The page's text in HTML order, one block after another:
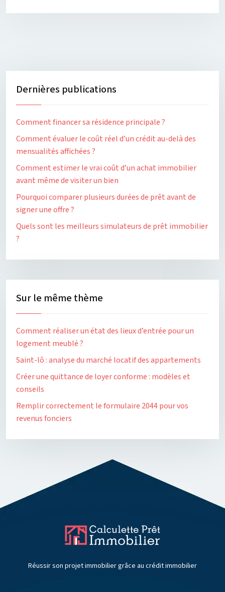
Dernières publications
Comment financer sa résidence principale ?
Comment évaluer le coût réel d’un crédit au-delà des
mensualités affichées ?
Comment estimer le vrai coût d’un achat immobilier
avant même de visiter un bien
Pourquoi comparer plusieurs durées de prêt avant de
signer une offre ?
Quels sont les meilleurs simulateurs de prêt immobilier
?
Sur le même thème
Comment réaliser un état des lieux d’entrée pour un
logement meublé ?
Saint-lô : analyse du marché locatif des appartements
Créer une quittance de loyer conforme : modèles et
conseils
Remplir correctement le formulaire 2044 pour vos
revenus fonciers
Réussir son projet immobilier grâce au crédit immobilier